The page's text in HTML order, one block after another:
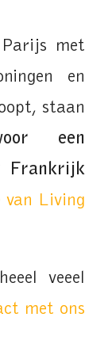
met
en
staan
een
Frankrijk
van Living
veeel
met ons